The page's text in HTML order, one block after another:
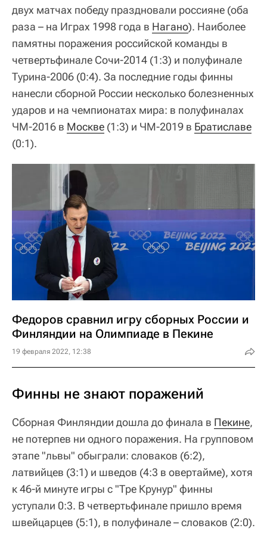
двух матчах победу праздновали россияне (оба
раза – на Играх 1998 года в Нагано). Наиболее
памятны поражения российской команды в
четвертьфинале Сочи-2014 (1:3) и полуфинале
Турина-2006 (0:4). За последние годы финны
нанесли сборной России несколько болезненных
ударов и на чемпионатах мира: в полуфиналах
ЧМ-2016 в Москве (1:3) и ЧМ-2019 в Братиславе
(0:1).
Федоров сравнил игру сборных России и
Финляндии на Олимпиаде в Пекине
19 февраля 2022, 12:38
Финны не знают поражений
Сборная Финляндии дошла до финала в Пекине,
не потерпев ни одного поражения. На групповом
этапе "львы" обыграли: словаков (6:2),
латвийцев (3:1) и шведов (4:3 в овертайме), хотя
к 46-й минуте игры с "Тре Крунур" финны
уступали 0:3. В четвертьфинале пришло время
швейцарцев (5:1), в полуфинале – словаков (2:0).